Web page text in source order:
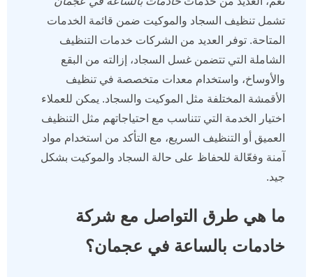
تشمل تنظيف السجاد والموكيت ضمن قائمة الخدمات
المتاحة. توفر العديد من الشركات خدمات التنظيف
الشاملة التي تتضمن غسل السجاد، إزالته من البقع
والأوساخ، واستخدام معدات متخصصة في تنظيف
الأقمشة المختلفة مثل الموكيت والسجاد. يمكن للعملاء
اختيار الخدمة التي تتناسب مع احتياجاتهم مثل التنظيف
العميق أو التنظيف السريع، مع التأكد من استخدام مواد
آمنة وفعّالة للحفاظ على حالة السجاد والموكيت بشكل
جيد.
ما هي طرق التواصل مع شركة
خادمات بالساعة في عجمان؟